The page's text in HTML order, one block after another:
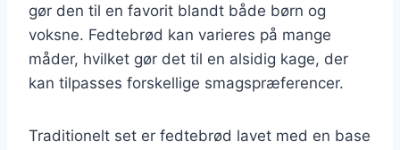
gør den til en favorit blandt både børn og
voksne. Fedtebrød kan varieres på mange
måder, hvilket gør det til en alsidig kage, der
kan tilpasses forskellige smagspræferencer.
Traditionelt set er fedtebrød lavet med en base